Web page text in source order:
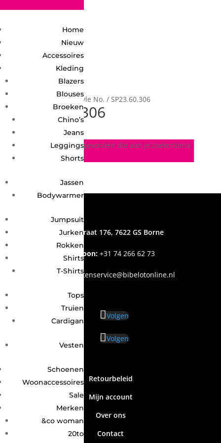
Home
Nieuw
Accessoires
Kleding
Blazers
Blouses
Broeken
Chino’s
Jeans
Leggings
Shorts
Jassen
Bodywarmer
Jumpsuit
Jurken
Rokken
Shirts
T-Shirts
Tops
Truien
Cardigan
Vesten
Schoenen
Woonaccessoires
Sale
Merken
&co woman
20to
/ Product Style No. / SP23.60.306
SP23.60.306
Geen producten gevonden die aan je zoekcriteria
Grotestraat 176, 7622 GS Borne
Telefoon: +31 74 266 62 73
Email:klantenservice@bibelotonline.nl
Volgen
Volgen
Retourbeleid
Mijn account
Over ons
Contact